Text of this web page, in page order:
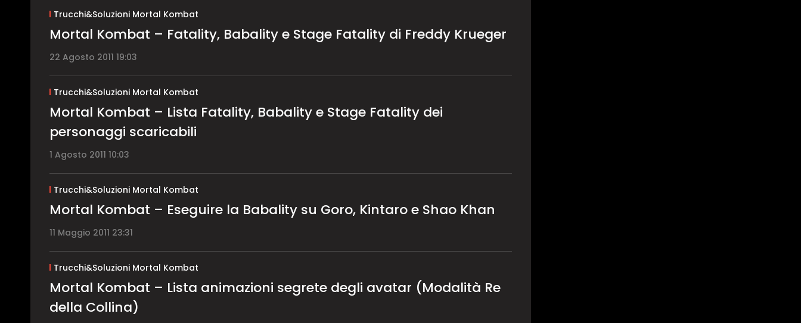
Trucchi&Soluzioni Mortal Kombat
Mortal Kombat – Fatality, Babality e Stage Fatality di Freddy Krueger
22 Agosto 2011 19:03
Trucchi&Soluzioni Mortal Kombat
Mortal Kombat – Lista Fatality, Babality e Stage Fatality dei
personaggi scaricabili
1 Agosto 2011 10:03
Trucchi&Soluzioni Mortal Kombat
Mortal Kombat – Eseguire la Babality su Goro, Kintaro e Shao Khan
11 Maggio 2011 23:31
Trucchi&Soluzioni Mortal Kombat
Mortal Kombat – Lista animazioni segrete degli avatar (Modalità Re
della Collina)